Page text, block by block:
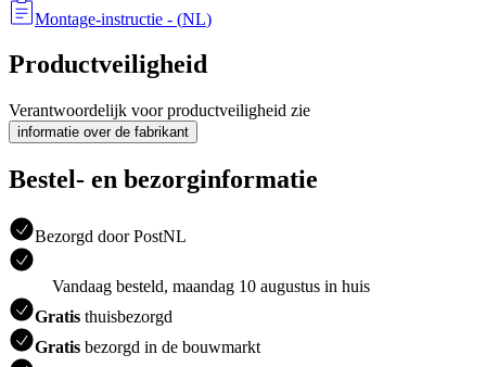
Montage-instructie - (NL)
Productveiligheid
Verantwoordelijk voor productveiligheid zie
informatie over de fabrikant
Bestel- en bezorginformatie
Bezorgd door PostNL
Vandaag besteld, maandag 10 augustus in huis
Gratis thuisbezorgd
Gratis bezorgd in de bouwmarkt